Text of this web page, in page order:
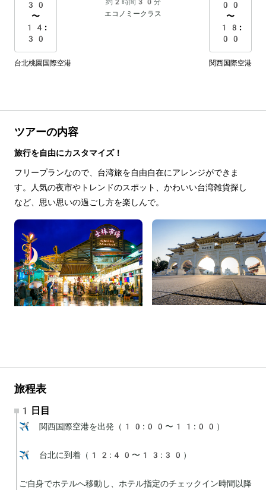
30
〜
14:
30
約2時間30分
エコノミークラス
00
〜
18:
00
台北桃園国際空港 関西国際空港
ツアーの内容
旅行を自由にカスタマイズ！
フリープランなので、台湾旅を自由自在にアレンジができま
す。人気の夜市やトレンドのスポット、かわいい台湾雑貨探し
など、思い思いの過ごし方を楽しんで。
旅程表
1日目
✈️ 関西国際空港を出発（10:00〜11:00）
✈️ 台北に到着（12:40〜13:30）
ご自身でホテルへ移動し、ホテル指定のチェックイン時間以降